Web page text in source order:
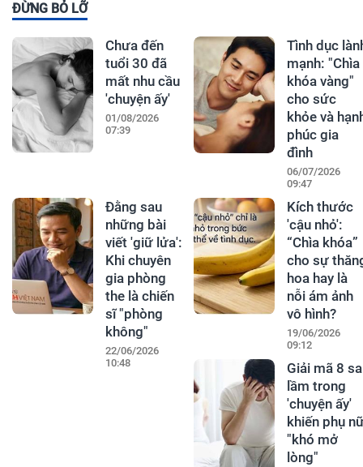
ĐỪNG BỎ LỠ
Chưa đến
tuổi 30 đã
mất nhu cầu
'chuyện ấy'
01/08/2026
07:39
Tình dục
mạnh: "Chìa
khóa vàng"
cho sức
khỏe và
phúc gia
đình
06/07/2026
09:47
Đằng sau
những bài
viết 'giữ lửa':
Khi chuyên
gia phòng
the là chiến
sĩ "phòng
không"
22/06/2026
10:48
Kích thước
'cậu nhỏ':
“Chìa khóa”
cho sự
hoa hay là
nỗi ám ảnh
vô hình?
19/06/2026
09:12
Giải mã 8
lầm trong
'chuyện ấy'
khiến phụ
"khó mở
lòng"